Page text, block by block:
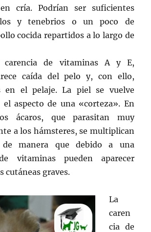
cría. Podrían ser suficientes
y tenebrios o un poco de
cocida repartidos a lo largo de
carencia de vitaminas A y E,
caída del pelo y, con ello,
en el pelaje. La piel se vuelve
el aspecto de una «corteza». En
ácaros, que parasitan muy
a los hámsteres, se multiplican
manera que debido a una
vitaminas pueden aparecer
cutáneas graves.
La
caren
cia de